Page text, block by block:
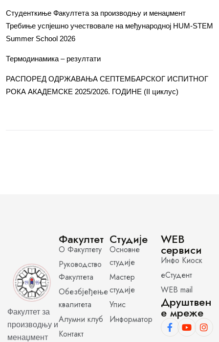
Студенткиње Факултета за производњу и менаџмент
Требиње успјешно учествовале на међународној HUM-STEM
Summer School 2026
Термодинамика – резултати
РАСПОРЕД ОДРЖАВАЊА СЕПТЕМБАРСКОГ ИСПИТНОГ
РОКА АКАДЕМСКЕ 2025/2026. ГОДИНЕ (II циклус)
Факултет за
производњу и
менаџмент
Факултет
О Факултету
Руководство
Факултета
Обезбјеђење
квалитета
Алумни клуб
Контакт
Студије
Основне
студије
Мастер
студије
Упис
Информатор
WEB
сервиси
Инфо Киоск
еСтудент
WEB mail
Друштвен
е мреже